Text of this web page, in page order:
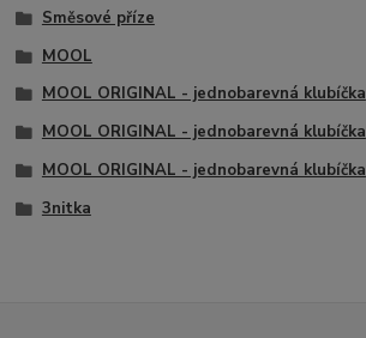
Směsové příze
MOOL
MOOL ORIGINAL - jednobarevná klubíčka
MOOL ORIGINAL - jednobarevná klubíčka
MOOL ORIGINAL - jednobarevná klubíčka
3nitka